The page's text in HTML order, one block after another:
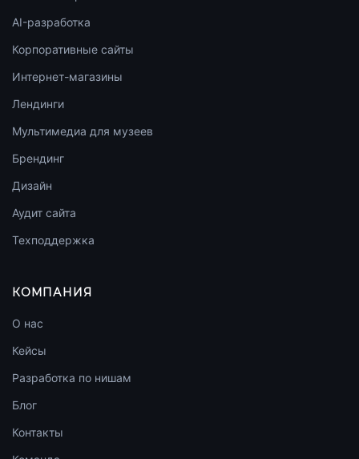
AI-разработка
Корпоративные сайты
Интернет-магазины
Лендинги
Мультимедиа для музеев
Брендинг
Дизайн
Аудит сайта
Техподдержка
КОМПАНИЯ
О нас
Кейсы
Разработка по нишам
Блог
Контакты